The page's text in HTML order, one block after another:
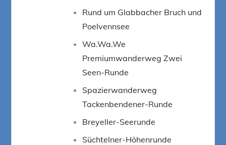
Rund um Glabbacher Bruch und
Poelvennsee
Wa.Wa.We
Premiumwanderweg Zwei
Seen-Runde
Spazierwanderweg
Tackenbendener-Runde
Breyeller-Seerunde
Süchtelner-Höhenrunde